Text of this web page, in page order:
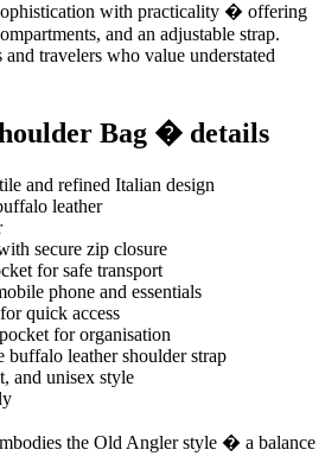
with practicality � offering
and an adjustable strap.
travelers who value understated
Bag � details
and refined Italian design
leather
secure zip closure
for safe transport
phone and essentials
quick access
for organisation
buffalo leather shoulder strap
and unisex style
the Old Angler style � a balance